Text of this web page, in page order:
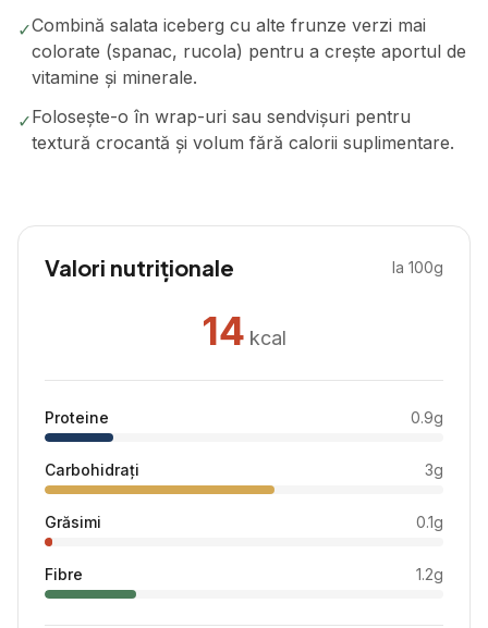
✓Combină salata iceberg cu alte frunze verzi mai
colorate (spanac, rucola) pentru a crește aportul de
vitamine și minerale.
✓Folosește-o în wrap-uri sau sendvișuri pentru
textură crocantă și volum fără calorii suplimentare.
Valori nutriționale la 100g
14 kcal
Proteine 0.9g
Carbohidrați 3g
Grăsimi 0.1g
Fibre 1.2g